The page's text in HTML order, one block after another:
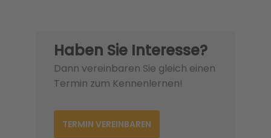
Haben Sie Interesse?
Dann vereinbaren Sie gleich einen
Termin zum Kennenlernen!
TERMIN VEREINBAREN